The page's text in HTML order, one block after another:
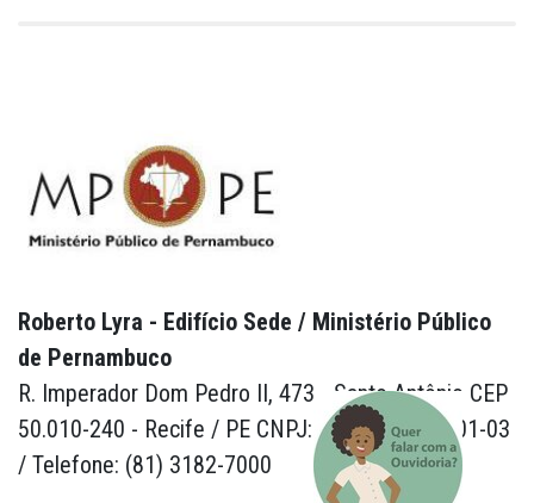
Roberto Lyra - Edifício Sede / Ministério Público
de Pernambuco
R. Imperador Dom Pedro II, 473 - Santo Antônio CEP
50.010-240 - Recife / PE CNPJ: 24.417.065/0001-03
/ Telefone: (81) 3182-7000